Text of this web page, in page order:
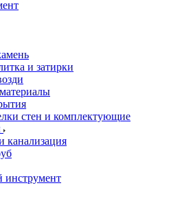
и затирки
стен и комплектующие
канализация
инструмент